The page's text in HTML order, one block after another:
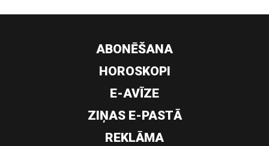
ABONĒŠANA
HOROSKOPI
E-AVĪZE
ZIŅAS E-PASTĀ
REKLĀMA